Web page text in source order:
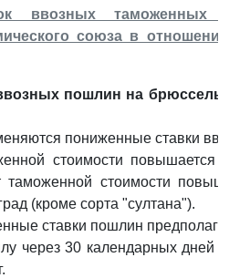
ввозных
союза в
пошлин на
пониженные ставки
стоимости повышается
таможенной стоимости
(кроме сорта "султана").
ставки пошлин
через 30 календарных дней